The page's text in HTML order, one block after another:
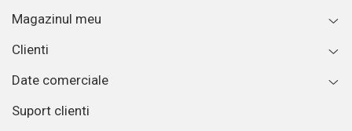
Magazinul meu
Clienti
Date comerciale
Suport clienti